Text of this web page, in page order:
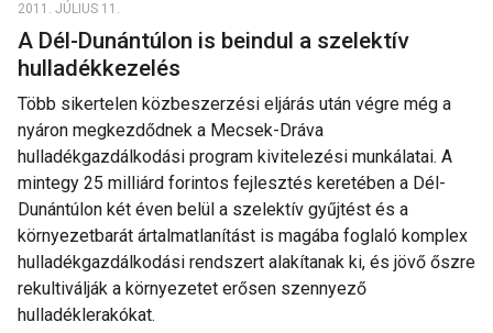
2011. JÚLIUS 11.
A Dél-Dunántúlon is beindul a szelektív
hulladékkezelés
Több sikertelen közbeszerzési eljárás után végre még a
nyáron megkezdődnek a Mecsek-Dráva
hulladékgazdálkodási program kivitelezési munkálatai. A
mintegy 25 milliárd forintos fejlesztés keretében a Dél-
Dunántúlon két éven belül a szelektív gyűjtést és a
környezetbarát ártalmatlanítást is magába foglaló komplex
hulladékgazdálkodási rendszert alakítanak ki, és jövő őszre
rekultiválják a környezetet erősen szennyező
hulladéklerakókat.